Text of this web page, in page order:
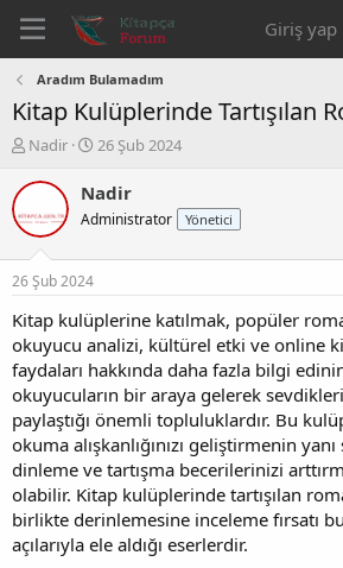
Giriş yap
Aradım Bulamadım
Kitap Kulüplerinde Tartışılan
K
n
u
u
b
a
l
a
t
a
n
Nadir
B
ş
l
a
ç
t
a
r
i
h
i
26 Şub 2024
Nadir
Administrator Yönetici
26 Şub 2024
Kitap kulüplerine katılmak, popüler
okuyucu analizi, kültürel etki ve online
faydaları hakkında daha fazla bilgi
okuyucuların bir araya gelerek sevdikleri
paylaştığı önemli topluluklardır. Bu
okuma alışkanlığınızı geliştirmenin
dinleme ve tartışma becerilerinizi
olabilir. Kitap kulüplerinde tartışılan
birlikte derinlemesine inceleme fırsatı
açılarıyla ele aldığı eserlerdir.